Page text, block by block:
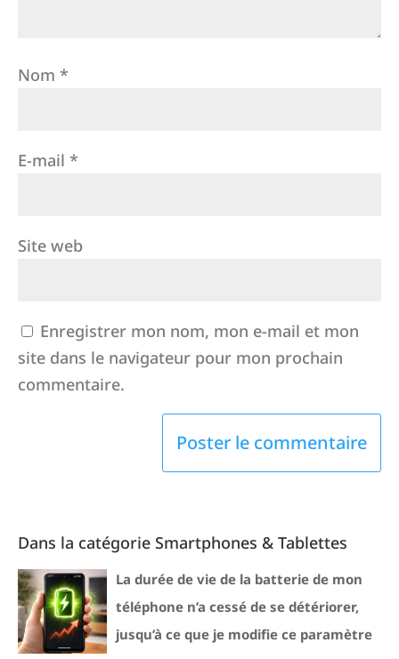
Nom *
E-mail *
Site web
Enregistrer mon nom, mon e-mail et mon
site dans le navigateur pour mon prochain
commentaire.
Dans la catégorie Smartphones & Tablettes
La durée de vie de la batterie de mon
téléphone n’a cessé de se détériorer,
jusqu’à ce que je modifie ce paramètre